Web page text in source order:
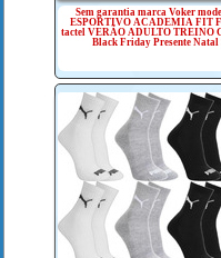
Sem garantia marca Voker
ESPORTIVO ACADEMIA FIT
tactel VERÃO ADULTO TREINO
Black Friday Presente